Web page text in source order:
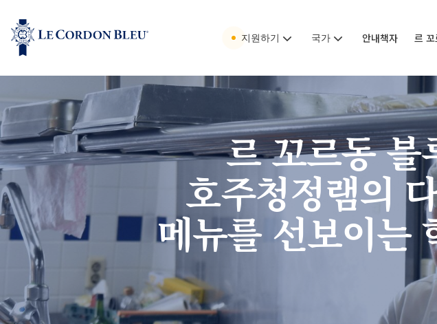
지원하기 국가 안내책자 르
르 꼬르동 블
호주청정램의
메뉴를 선보이는